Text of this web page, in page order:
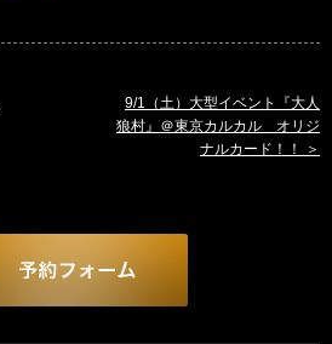
9/1（土）大型イベント『大人
狼村』＠東京カルカル オリジ
ナルカード！！